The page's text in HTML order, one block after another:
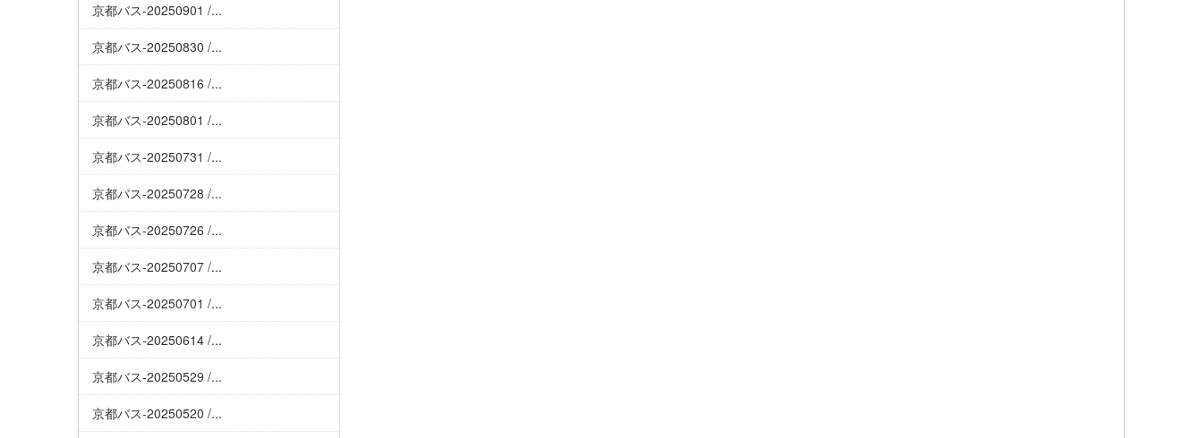
京都バス-20250901 /...
京都バス-20250830 /...
京都バス-20250816 /...
京都バス-20250801 /...
京都バス-20250731 /...
京都バス-20250728 /...
京都バス-20250726 /...
京都バス-20250707 /...
京都バス-20250701 /...
京都バス-20250614 /...
京都バス-20250529 /...
京都バス-20250520 /...